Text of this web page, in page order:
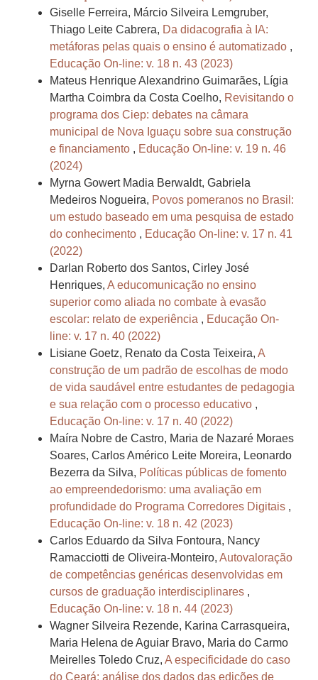
Giselle Ferreira, Márcio Silveira Lemgruber,
Thiago Leite Cabrera, Da didacografia à IA:
metáforas pelas quais o ensino é automatizado ,
Educação On-line: v. 18 n. 43 (2023)
Mateus Henrique Alexandrino Guimarães, Lígia
Martha Coimbra da Costa Coelho, Revisitando o
programa dos Ciep: debates na câmara
municipal de Nova Iguaçu sobre sua construção
e financiamento , Educação On-line: v. 19 n. 46
(2024)
Myrna Gowert Madia Berwaldt, Gabriela
Medeiros Nogueira, Povos pomeranos no Brasil:
um estudo baseado em uma pesquisa de estado
do conhecimento , Educação On-line: v. 17 n. 41
(2022)
Darlan Roberto dos Santos, Cirley José
Henriques, A educomunicação no ensino
superior como aliada no combate à evasão
escolar: relato de experiência , Educação On-
line: v. 17 n. 40 (2022)
Lisiane Goetz, Renato da Costa Teixeira, A
construção de um padrão de escolhas de modo
de vida saudável entre estudantes de pedagogia
e sua relação com o processo educativo ,
Educação On-line: v. 17 n. 40 (2022)
Maíra Nobre de Castro, Maria de Nazaré Moraes
Soares, Carlos Américo Leite Moreira, Leonardo
Bezerra da Silva, Políticas públicas de fomento
ao empreendedorismo: uma avaliação em
profundidade do Programa Corredores Digitais ,
Educação On-line: v. 18 n. 42 (2023)
Carlos Eduardo da Silva Fontoura, Nancy
Ramacciotti de Oliveira-Monteiro, Autovaloração
de competências genéricas desenvolvidas em
cursos de graduação interdisciplinares ,
Educação On-line: v. 18 n. 44 (2023)
Wagner Silveira Rezende, Karina Carrasqueira,
Maria Helena de Aguiar Bravo, Maria do Carmo
Meirelles Toledo Cruz, A especificidade do caso
do Ceará: análise dos dados das edições de